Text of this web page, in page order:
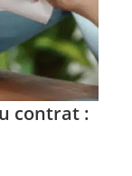
contrat :